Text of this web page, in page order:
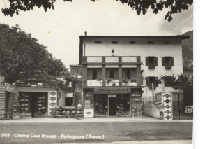
Cartolina in bianco e nero -
viaggiata nel 1954 ed
affrancata con un
francobollo da 10 lire.